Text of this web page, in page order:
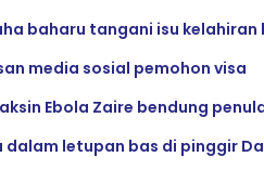
baharu tangani isu
media sosial pemohon visa
Ebola Zaire bendung
dalam letupan bas di pinggir